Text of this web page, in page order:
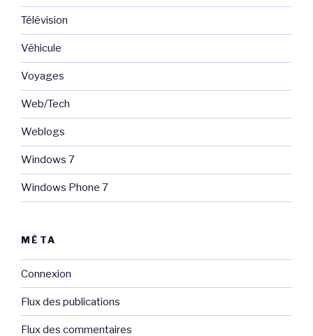
Télévision
Véhicule
Voyages
Web/Tech
Weblogs
Windows 7
Windows Phone 7
MÉTA
Connexion
Flux des publications
Flux des commentaires